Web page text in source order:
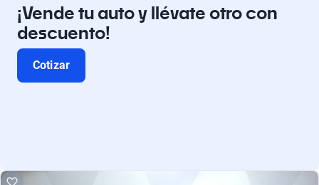
¡Vende tu auto y llévate otro con
descuento!
Cotizar